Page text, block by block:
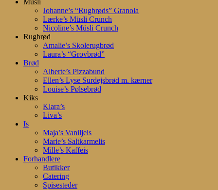
Müsli
Johanne’s “Rugbrøds” Granola
Lærke’s Müsli Crunch
Nicoline’s Müsli Crunch
Rugbrød
Amalie’s Skolerugbrød
Laura’s “Grovbrød”
Brød
Alberte’s Pizzabund
Ellen’s Lyse Surdejsbrød m. kærner
Louise’s Pølsebrød
Kiks
Klara’s
Liva’s
Is
Maja’s Vaniljeis
Marie’s Saltkarmelis
Mille’s Kaffeis
Forhandlere
Butikker
Catering
Spisesteder